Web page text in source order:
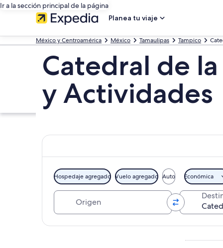
Ir a la sección principal de la página
Planea tu viaje
México y Centroamérica México Tamaulipas Tampico
Catedral de
y Actividades
Hospedaje agregado Vuelo agregado Auto Económica